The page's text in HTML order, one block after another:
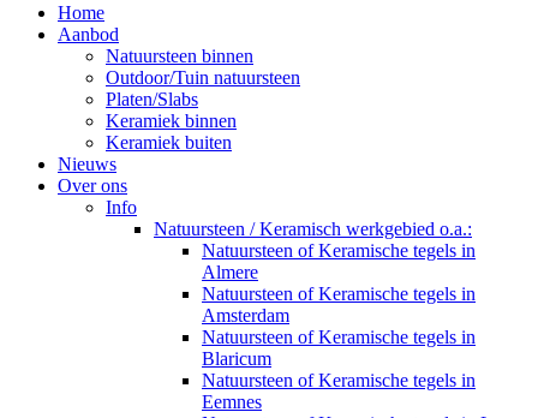
Home
Aanbod
Natuursteen binnen
Outdoor/Tuin natuursteen
Platen/Slabs
Keramiek binnen
Keramiek buiten
Nieuws
Over ons
Info
Natuursteen / Keramisch werkgebied o.a.:
Natuursteen of Keramische tegels in
Almere
Natuursteen of Keramische tegels in
Amsterdam
Natuursteen of Keramische tegels in
Blaricum
Natuursteen of Keramische tegels in
Eemnes